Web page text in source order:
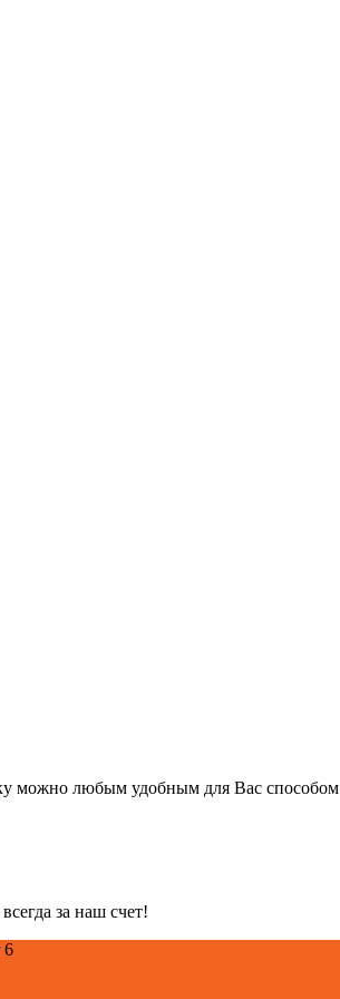
можно любым удобным для Вас способом
за наш счет!
6